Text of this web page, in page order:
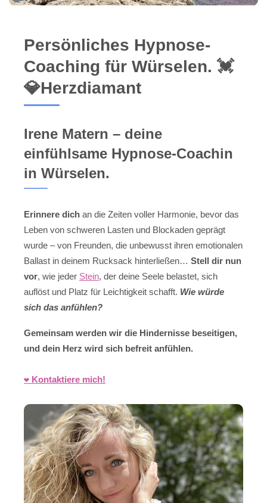
Persönliches Hypnose-
Coaching für Würselen. 💓️
💎Herzdiamant
Irene Matern – deine
einfühlsame Hypnose-Coachin
in Würselen.
Erinnere dich an die Zeiten voller Harmonie, bevor das
Leben von schweren Lasten und Blockaden geprägt
wurde – von Freunden, die unbewusst ihren emotionalen
Ballast in deinem Rucksack hinterließen… Stell dir nun
vor, wie jeder Stein, der deine Seele belastet, sich
auflöst und Platz für Leichtigkeit schafft. Wie würde
sich das anfühlen?
Gemeinsam werden wir die Hindernisse beseitigen,
und dein Herz wird sich befreit anfühlen.
❤️ Kontaktiere mich!